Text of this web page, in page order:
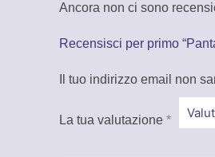
Ancora non ci sono
Recensisci per primo
Il tuo indirizzo email non
La tua valutazione *